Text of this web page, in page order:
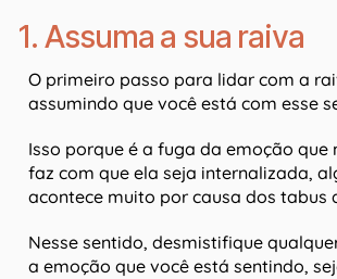
1. Assuma a sua raiva
O primeiro passo para lidar com a
assumindo que você está com esse
Isso porque é a fuga da emoção que
faz com que ela seja internalizada,
acontece muito por causa dos tabus
Nesse sentido, desmistifique
a emoção que você está sentindo,